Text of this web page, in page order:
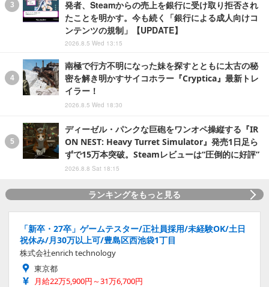
発者、Steamからの売上を銀行に受け取り拒否され
たことを明かす。今も続く「銀行による成人向けコ
ンテンツの規制」【UPDATE】
2026.8.5 Wed 13:15
南極で行方不明になった妹を探すとともに太古の秘
密を解き明かすサイコホラー『Cryptica』最新トレ
イラー！
2026.8.5 Wed 18:30
ディーゼル・パンクな巨砲をワンオペ操縦する『IR
ON NEST: Heavy Turret Simulator』発売1日足ら
ずで15万本突破。Steamレビューは“圧倒的に好評”
2026.8.8 Sat 18:15
ランキングをもっと見る
「新卒・27卒」ゲームテスター/正社員採用/未経験OK/土日
祝休み/月30万以上可/豊島区西池袋1丁目
株式会社enrich technology
東京都
月給22万5,900円～31万6,700円